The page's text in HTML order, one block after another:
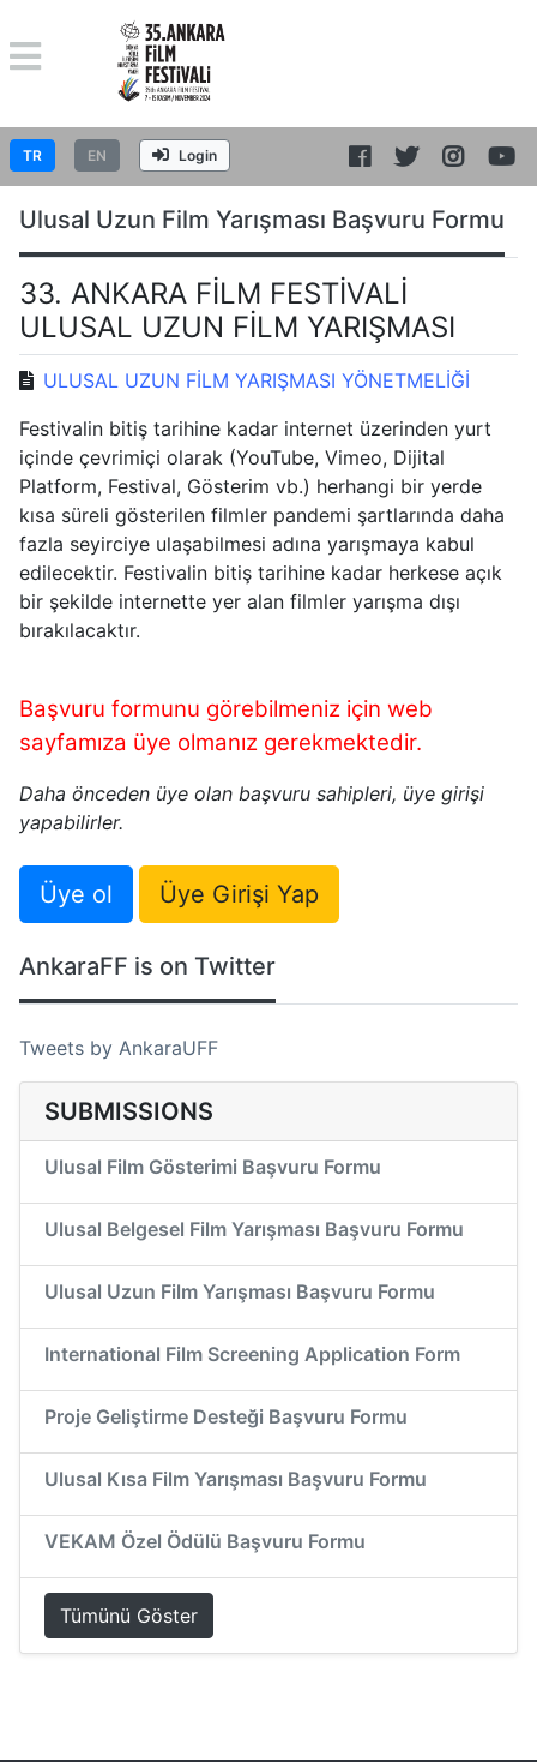
TR EN Login
Ulusal Uzun Film Yarışması Başvuru Formu
33. ANKARA FİLM FESTİVALİ
ULUSAL UZUN FİLM YARIŞMASI
ULUSAL UZUN FİLM YARIŞMASI YÖNETMELİĞİ
Festivalin bitiş tarihine kadar internet üzerinden yurt
içinde çevrimiçi olarak (YouTube, Vimeo, Dijital
Platform, Festival, Gösterim vb.) herhangi bir yerde
kısa süreli gösterilen filmler pandemi şartlarında daha
fazla seyirciye ulaşabilmesi adına yarışmaya kabul
edilecektir. Festivalin bitiş tarihine kadar herkese açık
bir şekilde internette yer alan filmler yarışma dışı
bırakılacaktır.
Başvuru formunu görebilmeniz için web
sayfamıza üye olmanız gerekmektedir.
Daha önceden üye olan başvuru sahipleri, üye girişi
yapabilirler.
Üye ol Üye Girişi Yap
AnkaraFF is on Twitter
Tweets by AnkaraUFF
SUBMISSIONS
Ulusal Film Gösterimi Başvuru Formu
Ulusal Belgesel Film Yarışması Başvuru Formu
Ulusal Uzun Film Yarışması Başvuru Formu
International Film Screening Application Form
Proje Geliştirme Desteği Başvuru Formu
Ulusal Kısa Film Yarışması Başvuru Formu
VEKAM Özel Ödülü Başvuru Formu
Tümünü Göster